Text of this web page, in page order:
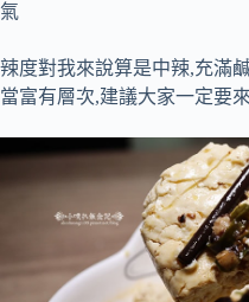
氣
辣度對我來說算是中辣,充滿
當富有層次,建議大家一定要